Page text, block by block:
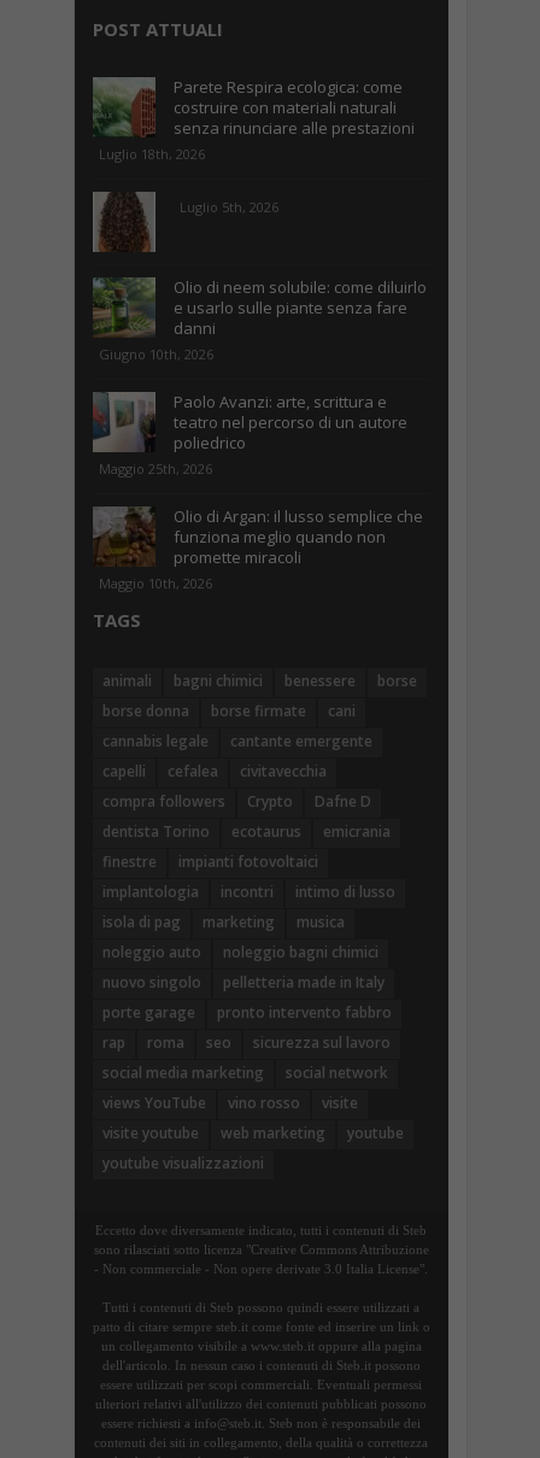
POST ATTUALI
Parete Respira ecologica: come
costruire con materiali naturali
senza rinunciare alle prestazioni
Luglio 18th, 2026
Luglio 5th, 2026
Olio di neem solubile: come diluirlo
e usarlo sulle piante senza fare
danni
Giugno 10th, 2026
Paolo Avanzi: arte, scrittura e
teatro nel percorso di un autore
poliedrico
Maggio 25th, 2026
Olio di Argan: il lusso semplice che
funziona meglio quando non
promette miracoli
Maggio 10th, 2026
TAGS
animali bagni chimici benessere
borse
borse donna
borse firmate
cani
cannabis legale
cantante emergente
capelli
cefalea
civitavecchia
compra followers
Crypto
Dafne D
dentista Torino
ecotaurus
emicrania
finestre
impianti fotovoltaici
implantologia
incontri
intimo di lusso
isola di pag
marketing
musica
noleggio auto
noleggio bagni chimici
nuovo singolo
pelletteria made in Italy
porte garage
pronto intervento fabbro
rap
roma seo
sicurezza sul lavoro
social media marketing
social network
views YouTube
vino rosso
visite
visite youtube
web marketing
youtube
youtube visualizzazioni
Eccetto dove diversamente indicato, tutti i contenuti di Steb
sono rilasciati sotto licenza "Creative Commons Attribuzione
- Non commerciale - Non opere derivate 3.0 Italia License".
Tutti i contenuti di Steb possono quindi essere utilizzati a
patto di citare sempre steb.it come fonte ed inserire un link o
un collegamento visibile a www.steb.it oppure alla pagina
dell'articolo. In nessun caso i contenuti di Steb.it possono
essere utilizzati per scopi commerciali. Eventuali permessi
ulteriori relativi all'utilizzo dei contenuti pubblicati possono
essere richiesti a info@steb.it. Steb non è responsabile dei
contenuti dei siti in collegamento, della qualità o correttezza